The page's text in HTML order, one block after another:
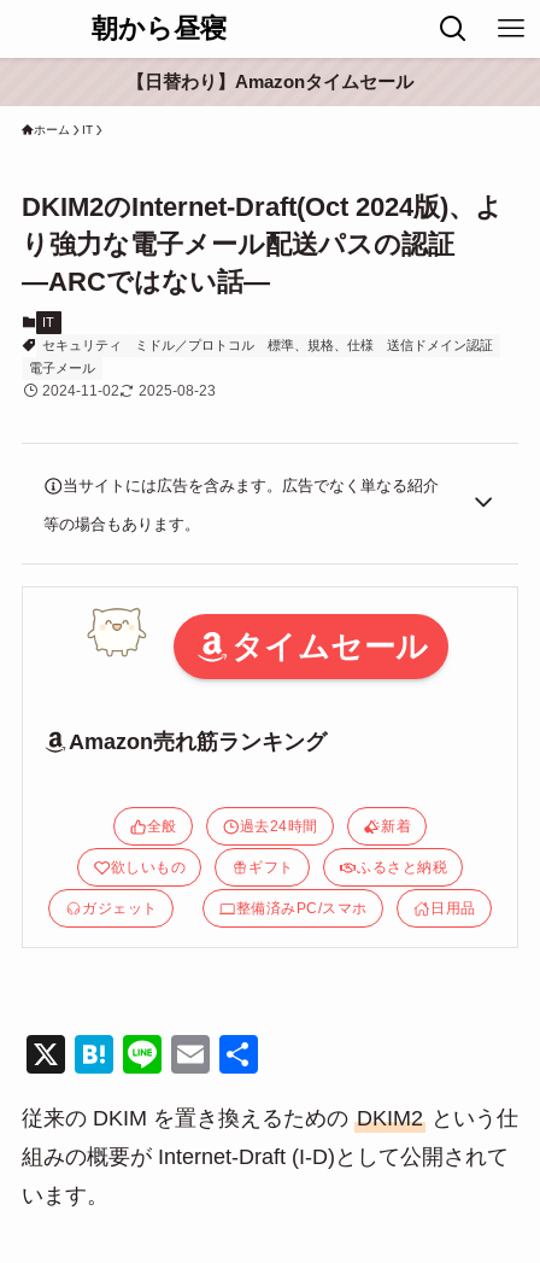
朝から昼寝
【日替わり】Amazonタイムセール
ホーム IT
DKIM2のInternet-Draft(Oct 2024版)、よ
り強力な電子メール配送パスの認証
―ARCではない話―
IT
セキュリティ
ミドル／プロトコル 標準、規格、仕様
送信ドメイン認証
電子メール
2024-11-02 2025-08-23
当サイトには広告を含みます。広告でなく単なる紹介
等の場合もあります。
タイムセール
Amazon売れ筋ランキング
全般 過去24時間 新着
欲しいもの ギフト ふるさと納税
ガジェット 整備済みPC/スマホ 日用品
X
H
e
n
Li
e
E
ail
従来の DKIM を置き換えるための DKIM2という仕
組みの概要が Internet-Draft (I-D)として公開されて
います。